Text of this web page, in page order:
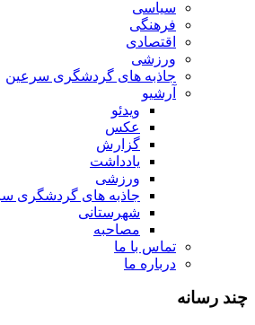
سیاسی
فرهنگی
اقتصادی
ورزشی
جاذبه های گردشگری سرعین
آرشیو
ویدئو
عکس
گزارش
یادداشت
ورزشی
جاذبه های گردشگری
شهرستانی
مصاحبه
تماس با ما
درباره ما
چند رسانه